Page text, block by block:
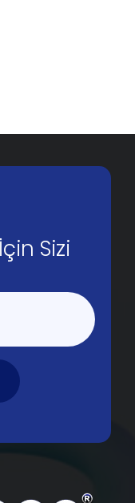
Sizi